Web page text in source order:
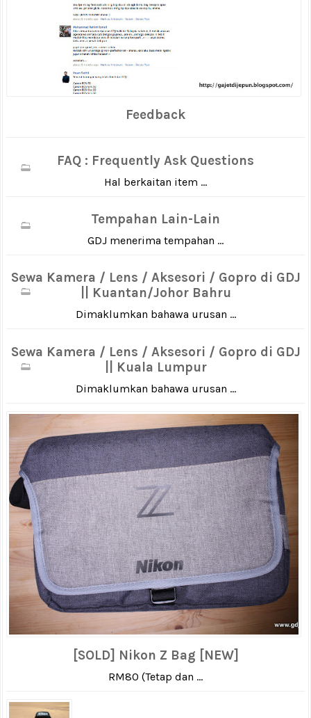
Feedback
FAQ : Frequently Ask Questions
Hal berkaitan item ...
Tempahan Lain-Lain
GDJ menerima tempahan ...
Sewa Kamera / Lens / Aksesori / Gopro di GDJ
|| Kuantan/Johor Bahru
Dimaklumkan bahawa urusan ...
Sewa Kamera / Lens / Aksesori / Gopro di GDJ
|| Kuala Lumpur
Dimaklumkan bahawa urusan ...
[SOLD] Nikon Z Bag [NEW]
RM80 (Tetap dan ...